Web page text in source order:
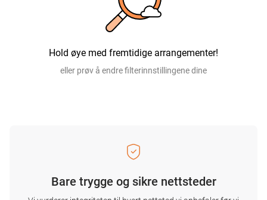
Hold øye med fremtidige arrangementer!
eller prøv å endre filterinnstillingene dine
Bare trygge og sikre nettsteder